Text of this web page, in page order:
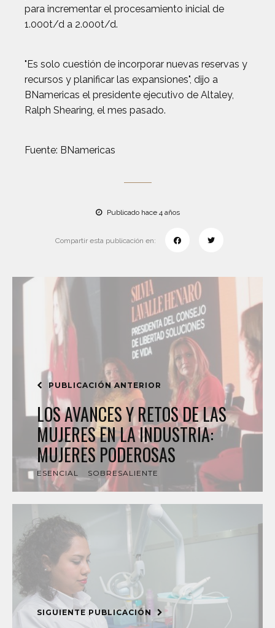
para incrementar el procesamiento inicial de
1.000t/d a 2.000t/d.
"Es solo cuestión de incorporar nuevas reservas y
recursos y planificar las expansiones", dijo a
BNamericas el presidente ejecutivo de Altaley,
Ralph Shearing, el mes pasado.
Fuente: BNamericas
Publicado hace 4 años
Compartir esta publicación en:
PUBLICACIÓN ANTERIOR
LOS AVANCES Y RETOS DE LAS
MUJERES EN LA INDUSTRIA:
MUJERES PODEROSAS
ESENCIAL SOBRESALIENTE
SIGUIENTE PUBLICACIÓN